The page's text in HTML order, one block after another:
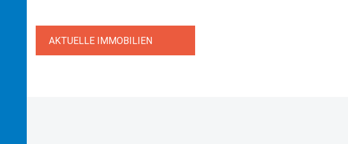
AKTUELLE IMMOBILIEN